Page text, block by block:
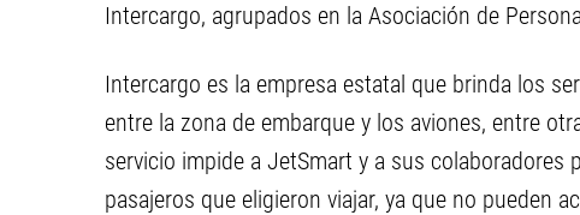
Intercargo, agrupados en la Asociación de
Intercargo es la empresa estatal que brinda los
entre la zona de embarque y los aviones, entre
servicio impide a JetSmart y a sus colaboradores
pasajeros que eligieron viajar, ya que no pueden